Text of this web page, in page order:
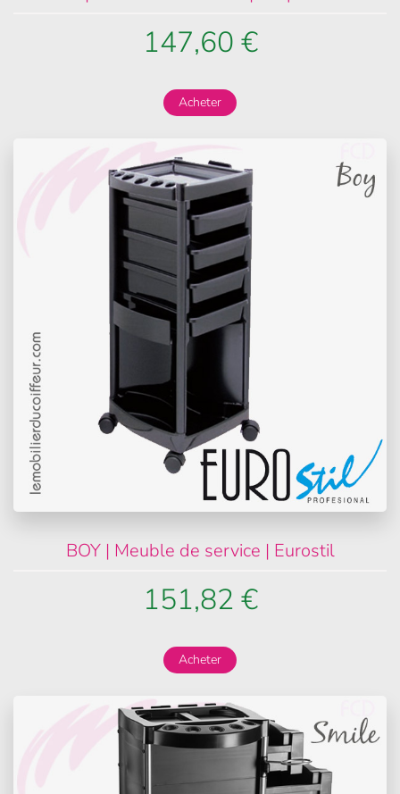
147,60 €
Acheter
BOY | Meuble de service | Eurostil
151,82 €
Acheter